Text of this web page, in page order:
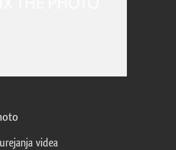
videa